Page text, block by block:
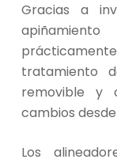
Gracias a
tratamiento
removible y
cambios
Los